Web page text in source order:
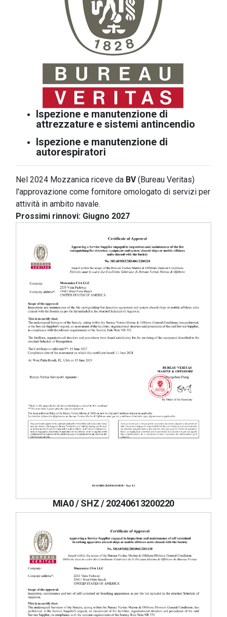
Ispezione e manutenzione di
attrezzature e sistemi antincendio
Ispezione e manutenzione di
autorespiratori
Nel 2024 Mozzanica riceve da BV(Bureau Veritas)
l'approvazione come fornitore omologato di servizi per
attività in ambito navale.
Prossimi rinnovi: Giugno 2027
MIA0 / SHZ / 20240613200220